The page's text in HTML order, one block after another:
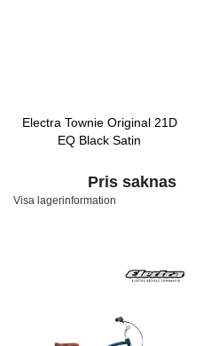
Electra Townie Original 21D
EQ Black Satin
Pris saknas
Visa lagerinformation